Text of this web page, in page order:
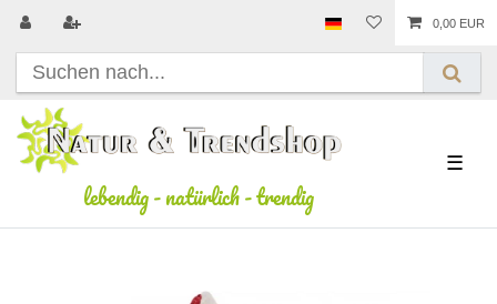
0,00 EUR
lebendig-natürlich-trendig
☰